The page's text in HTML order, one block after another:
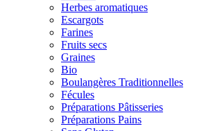
Herbes aromatiques
Escargots
Farines
Fruits secs
Graines
Bio
Boulangères Traditionnelles
Fécules
Préparations Pâtisseries
Préparations Pains